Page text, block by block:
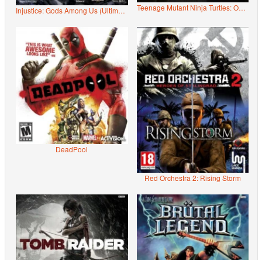
Injustice: Gods Among Us (Ultimate Edition) Teenage Mutant Ninja Turtles: Out of the Shadows
DeadPool
Red Orchestra 2: Rising Storm